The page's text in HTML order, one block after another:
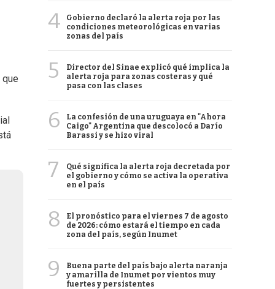
4
Gobierno declaró la alerta roja por las
condiciones meteorológicas en varias
zonas del país
5
Director del Sinae explicó qué implica la
alerta roja para zonas costeras y qué
pasa con las clases
6
La confesión de una uruguaya en "Ahora
Caigo" Argentina que descolocó a Darío
Barassi y se hizo viral
7
Qué significa la alerta roja decretada por
el gobierno y cómo se activa la operativa
en el país
8
El pronóstico para el viernes 7 de agosto
de 2026: cómo estará el tiempo en cada
zona del país, según Inumet
9
Buena parte del país bajo alerta naranja
y amarilla de Inumet por vientos muy
fuertes y persistentes